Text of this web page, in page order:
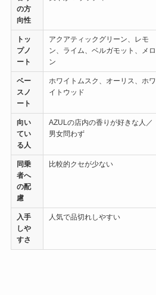
の方
向性
トッ
プノ
ート
アクアティックグリーン、レモ
ン、ライム、ベルガモット、メロ
ン
ベー
スノ
ート
ホワイトムスク、オーリス、ホワ
イトウッド
向い
てい
る人
AZULの店内の香りが好きな人／
男女問わず
同乗
者へ
の配
慮
比較的クセが少ない
入手
しや
すさ
人気で品切れしやすい